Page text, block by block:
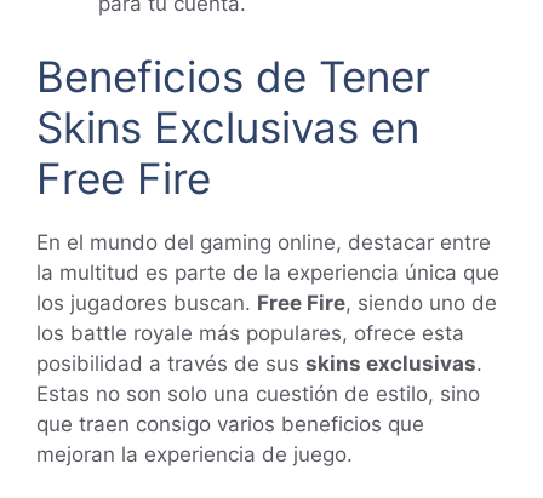
Beneficios de Tener
Skins Exclusivas en
Free Fire
En el mundo del gaming online, destacar entre
la multitud es parte de la experiencia única que
los jugadores buscan. Free Fire, siendo uno de
los battle royale más populares, ofrece esta
posibilidad a través de sus skins exclusivas.
Estas no son solo una cuestión de estilo, sino
que traen consigo varios beneficios que
mejoran la experiencia de juego.